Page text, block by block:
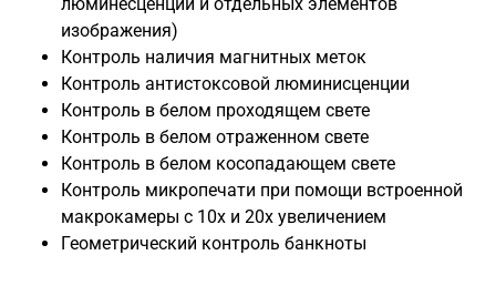
изображения)
Контроль наличия магнитных меток
Контроль антистоксовой люминисценции
Контроль в белом проходящем свете
Контроль в белом отраженном свете
Контроль в белом косопадающем свете
Контроль микропечати при помощи встроенной
макрокамеры с 10х и 20х увеличением
Геометрический контроль банкноты